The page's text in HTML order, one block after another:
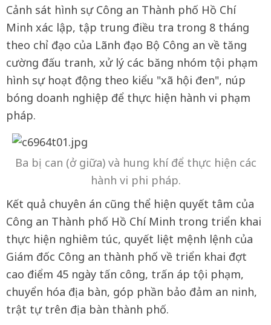
Cảnh sát hình sự Công an Thành phố Hồ Chí
Minh xác lập, tập trung điều tra trong 8 tháng
theo chỉ đạo của Lãnh đạo Bộ Công an về tăng
cường đấu tranh, xử lý các băng nhóm tội phạm
hình sự hoạt động theo kiểu "xã hội đen", núp
bóng doanh nghiệp để thực hiện hành vi phạm
pháp.
Ba bị can (ở giữa) và hung khí để thực hiện các
hành vi phi pháp.
Kết quả chuyên án cũng thể hiện quyết tâm của
Công an Thành phố Hồ Chí Minh trong triển khai
thực hiện nghiêm túc, quyết liệt mệnh lệnh của
Giám đốc Công an thành phố về triển khai đợt
cao điểm 45 ngày tấn công, trấn áp tội phạm,
chuyển hóa địa bàn, góp phần bảo đảm an ninh,
trật tự trên địa bàn thành phố.